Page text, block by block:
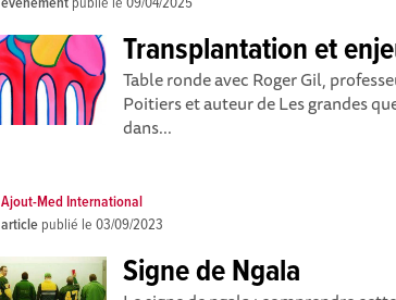
Transplantation et
Table ronde avec Roger Gil,
Poitiers et auteur de Les grandes
dans...
Ajout-Med International
article publié le03/09/2023
Signe de Ngala